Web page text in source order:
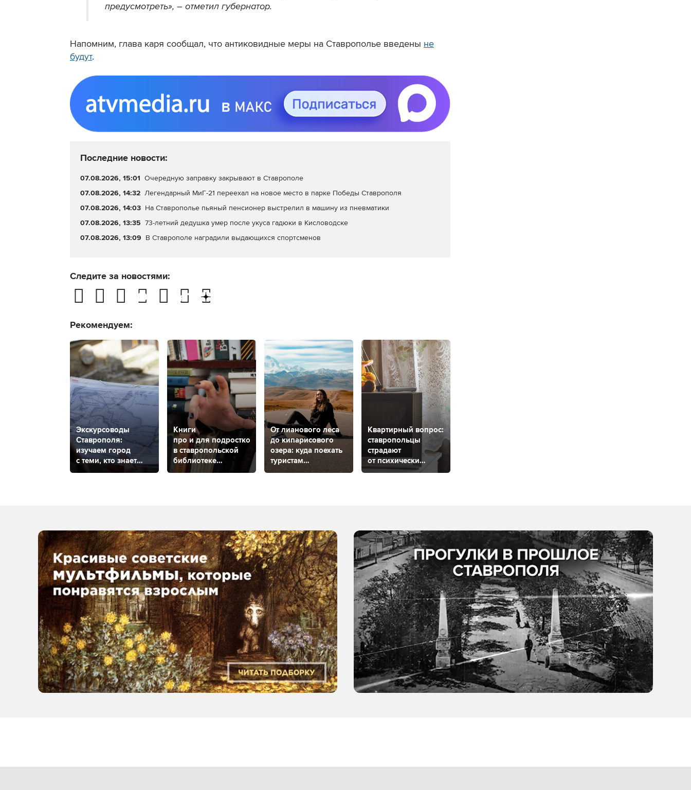
предусмотреть», – отметил губернатор.
Напомним, глава каря сообщал, что антиковидные меры на Ставрополье введены не
будут.
Последние новости:
07.08.2026, 15:01 Очередную заправку закрывают в Ставрополе
07.08.2026, 14:32 Легендарный МиГ-21 переехал на новое место в парке Победы Ставрополя
07.08.2026, 14:03 На Ставрополье пьяный пенсионер выстрелил в машину из пневматики
07.08.2026, 13:35 73-летний дедушка умер после укуса гадюки в Кисловодске
07.08.2026, 13:09 В Ставрополе наградили выдающихся спортсменов
Следите за новостями:
Рекомендуем:
Экскурсоводы
Ставрополя:
изучаем город
с теми, кто знает
его от и до
Книги
про и для подростков:
в ставропольской
библиотеке
проходит
От лианового леса
до кипарисового
озера: куда поехать
туристам
из Ставропольского
Квартирный вопрос:
ставропольцы
страдают
от психически
нестабильного